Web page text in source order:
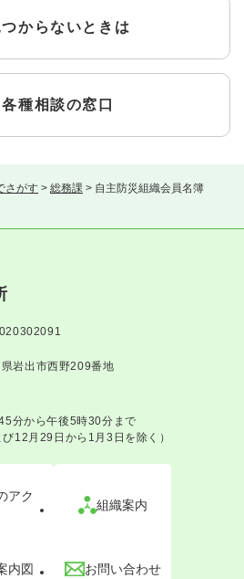
さがす > 総務課 > 自主防災組織会員名簿
つからないときは
各種相談の窓口
岩出市西野209番地
分から午後5時30分まで
び12月29日から1月3日を除く）
アク
組織案内
内図 お問い合わせ